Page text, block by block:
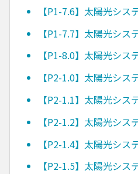
【P1-7.6】太陽光シス
【P1-7.7】太陽光シス
【P1-8.0】太陽光シス
【P2-1.0】太陽光シス
【P2-1.1】太陽光シス
【P2-1.2】太陽光シス
【P2-1.4】太陽光シス
【P2-1.5】太陽光シス